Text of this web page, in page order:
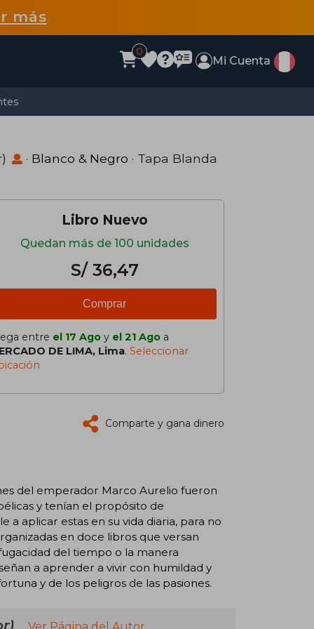
más
0
Mi Cuenta
· Blanco & Negro · Tapa Blanda
Libro Nuevo
Quedan más de 100 unidades
S/ 36,47
Comprar
entre el 17 Ago y el 21 Ago a
DE LIMA, Lima. Seleccionar
Comparte y gana dinero
del emperador Marco Aurelio fueron
y tenían el propósito de
a aplicar estas en su vida diaria, para no
en doce libros que versan
del tiempo o la manera
a aprender a vivir con humildad y
y de los peligros de las pasiones.